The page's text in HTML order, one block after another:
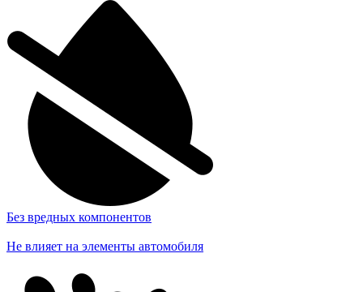
Без вредных компонентов
Не влияет на элементы автомобиля